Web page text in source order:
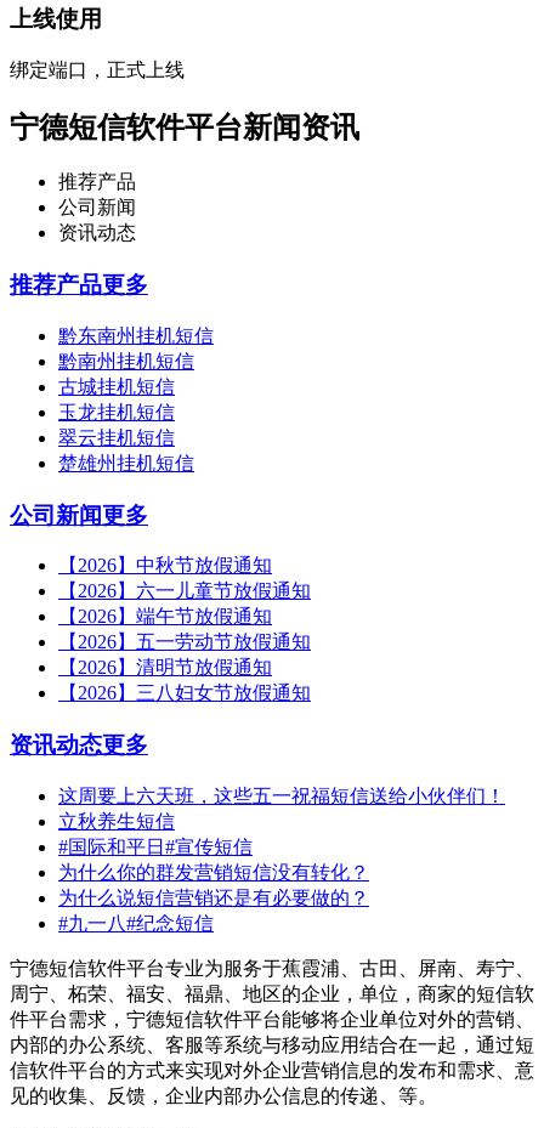
上线使用
绑定端口，正式上线
宁德短信软件平台新闻资讯
推荐产品
公司新闻
资讯动态
推荐产品更多
黔东南州挂机短信
黔南州挂机短信
古城挂机短信
玉龙挂机短信
翠云挂机短信
楚雄州挂机短信
公司新闻更多
【2026】中秋节放假通知
【2026】六一儿童节放假通知
【2026】端午节放假通知
【2026】五一劳动节放假通知
【2026】清明节放假通知
【2026】三八妇女节放假通知
资讯动态更多
这周要上六天班，这些五一祝福短信送给小伙伴们！
立秋养生短信
#国际和平日#宣传短信
为什么你的群发营销短信没有转化？
为什么说短信营销还是有必要做的？
#九一八#纪念短信
宁德短信软件平台专业为服务于蕉霞浦、古田、屏南、寿宁、
周宁、柘荣、福安、福鼎、地区的企业，单位，商家的短信软
件平台需求，宁德短信软件平台能够将企业单位对外的营销、
内部的办公系统、客服等系统与移动应用结合在一起，通过短
信软件平台的方式来实现对外企业营销信息的发布和需求、意
见的收集、反馈，企业内部办公信息的传递、等。